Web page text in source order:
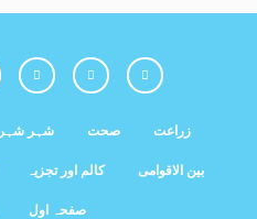
شہر شہر صحت زراعت
کالم اور تجزیہ بین الاقوامی
صفحہ اول